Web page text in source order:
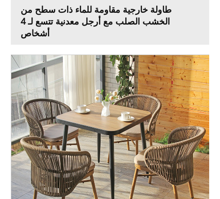
طاولة خارجية مقاومة للماء ذات سطح من
الخشب الصلب مع أرجل معدنية تتسع لـ 4
أشخاص